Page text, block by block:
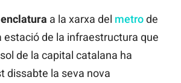
a la xarxa del metrode
estació de la infraestructura que
de la capital catalana ha
dissabte la seva nova